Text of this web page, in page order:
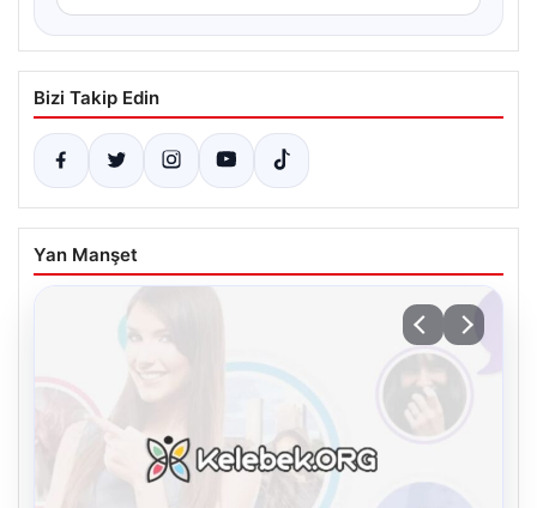
Bizi Takip Edin
Yan Manşet